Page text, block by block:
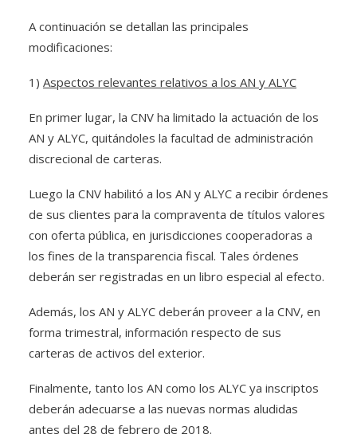
A continuación se detallan las principales
modificaciones:
1) Aspectos relevantes relativos a los AN y ALYC
En primer lugar, la CNV ha limitado la actuación de los
AN y ALYC, quitándoles la facultad de administración
discrecional de carteras.
Luego la CNV habilitó a los AN y ALYC a recibir órdenes
de sus clientes para la compraventa de títulos valores
con oferta pública, en jurisdicciones cooperadoras a
los fines de la transparencia fiscal. Tales órdenes
deberán ser registradas en un libro especial al efecto.
Además, los AN y ALYC deberán proveer a la CNV, en
forma trimestral, información respecto de sus
carteras de activos del exterior.
Finalmente, tanto los AN como los ALYC ya inscriptos
deberán adecuarse a las nuevas normas aludidas
antes del 28 de febrero de 2018.